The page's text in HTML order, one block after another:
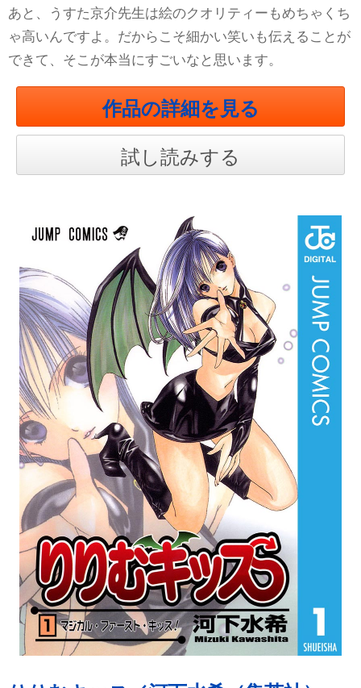
あと、うすた京介先生は絵のクオリティーもめちゃくち
ゃ高いんですよ。だからこそ細かい笑いも伝えることが
できて、そこが本当にすごいなと思います。
作品の詳細を見る
試し読みする